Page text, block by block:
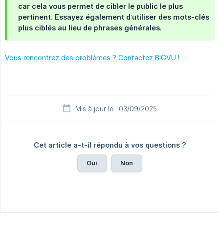
car cela vous permet de cibler le public le plus
pertinent. Essayez également d’utiliser des mots-clés
plus ciblés au lieu de phrases générales.
Vous rencontrez des problèmes ? Contactez BIGVU !
Mis à jour le : 03/09/2025
Cet article a-t-il répondu à vos questions ?
Oui Non